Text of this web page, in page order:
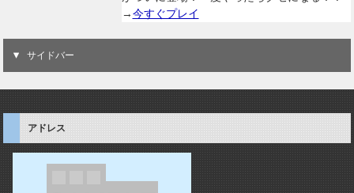
→今すぐプレイ
サイドバー
アドレス